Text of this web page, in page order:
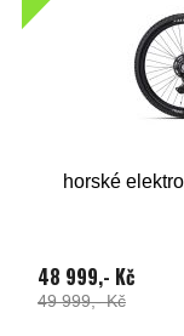
horské
48 999,- Kč
49 999,- Kč